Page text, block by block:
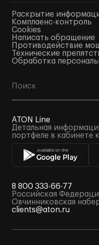
Раскрытие
Комплаенс-контроль
Cookies
Написать обращение
Противодействие
Технические
Обработка
ATON Line
Детальная
портфеле в кабинете
8 800 333-66-77
Российская
Овчинниковская
clients@aton.ru